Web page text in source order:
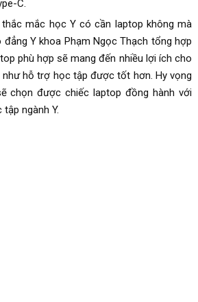
C.
mắc học Y có cần laptop không mà
Y khoa Phạm Ngọc Thạch tổng hợp
phù hợp sẽ mang đến nhiều lợi ích cho
như hỗ trợ học tập được tốt hơn. Hy vọng
chọn được chiếc laptop đồng hành với
ngành Y.